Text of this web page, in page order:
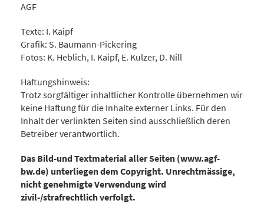
AGF
Texte: I. Kaipf
Grafik: S. Baumann-Pickering
Fotos: K. Heblich, I. Kaipf, E. Kulzer, D. Nill
Haftungshinweis:
Trotz sorgfältiger inhaltlicher Kontrolle übernehmen wir
keine Haftung für die Inhalte externer Links. Für den
Inhalt der verlinkten Seiten sind ausschließlich deren
Betreiber verantwortlich.
Das Bild-und Textmaterial aller Seiten (www.agf-
bw.de) unterliegen dem Copyright. Unrechtmässige,
nicht genehmigte Verwendung wird
zivil-/strafrechtlich verfolgt.